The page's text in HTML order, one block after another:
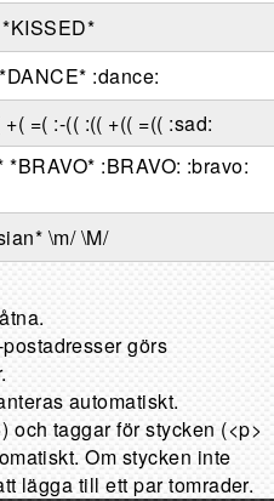
:dance:
=( :-(( :(( +(( =(( :sad:
:BRAVO: :bravo:
\m/ \M/
görs
automatiskt.
och taggar för stycken (<p>
Om stycken inte
lägga till ett par tomrader.